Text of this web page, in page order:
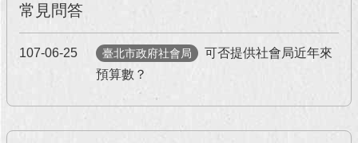
常見問答
107-06-25 臺北市政府社會局
可否提供社會局近年來
預算數？